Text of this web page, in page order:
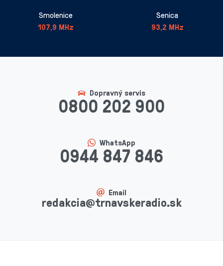
Smolenice
107,9 MHz
Senica
93,2 MHz
Dopravný servis
0800 202 900
WhatsApp
0944 847 846
Email
redakcia@trnavskeradio.sk